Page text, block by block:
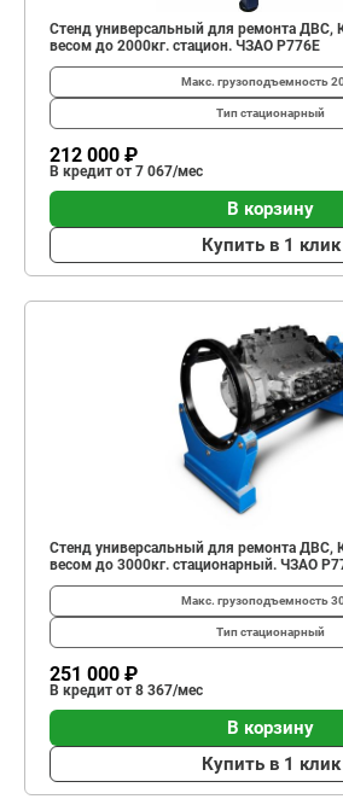
Стенд универсальный для ремонта ДВС,
весом до 2000кг. стацион. ЧЗАО Р776Е
Макс. грузоподъемность
Тип стационарный
212 000 ₽
В кредит от 7 067/мес
В корзину
Купить в 1 клик
Стенд универсальный для ремонта ДВС,
весом до 3000кг. стационарный. ЧЗАО
Макс. грузоподъемность
Тип стационарный
251 000 ₽
В кредит от 8 367/мес
В корзину
Купить в 1 клик